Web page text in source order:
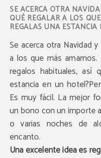
SE ACERCA OTRA
QUÉ REGALAR A LOS
REGALAS UNA
Se acerca otra Navidad
a los que más
regalos habituales, así
estancia en un
Es muy fácil. La mejor
un bono con un importe
o varias noches de
encanto.
Una excelente idea es